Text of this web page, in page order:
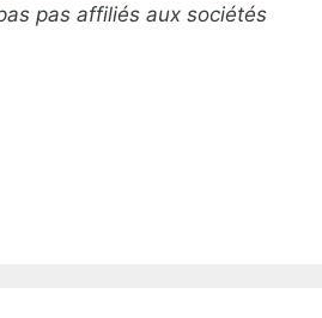
pas affiliés aux sociétés